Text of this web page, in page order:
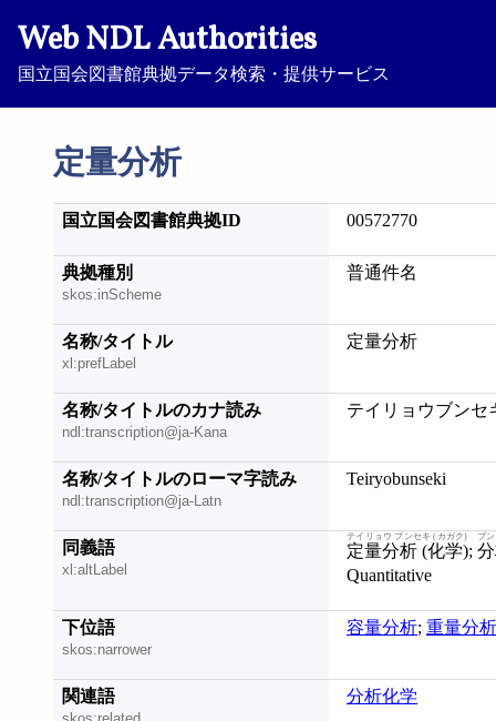
Web NDL Authorities
国立国会図書館典拠データ検索・提供サービス
定量分析
国立国会図書館典拠ID 00572770
典拠種別
skos:inScheme
普通件名
名称/タイトル
xl:prefLabel
定量分析
名称/タイトルのカナ読み
ndl:transcription@ja-Kana
テイリョウブンセ
名称/タイトルのローマ字読み
ndl:transcription@ja-Latn
Teiryobunseki
同義語
xl:altLabel
定量分析 (化学)
テイリョウ ブンセキ (カガク)
;
ブ
Quantitative
下位語
skos:narrower
容量分析; 重量分析
関連語 分析化学